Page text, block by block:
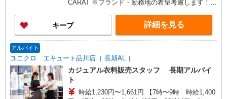
阜、福岡／月給22万7,800円〜35万円 ■他エリア／
月給22万2,100円〜35万円 固定残業手当含む（1ヶ
月あたり20時間）※超過時は追加支給 首都圏エリ
ア：30,800円 大阪：29,500円 京都、兵庫、愛知、
考慮 ※試用期間3ヶ月も同条件（首都圏：店長候
補は月給27万円〜）
CARAT ※ブランド・勤務地の希望考慮します！※
道、宮城（仙台）、愛知、岐阜、大阪、兵庫、京
都、和歌山、岡山、広島、愛媛、福岡、長崎、宮
崎、熊本などの各店舗で募集しています。
LUMINE2店／ルミネ池袋店／ルミネ横浜／ルミネ
大宮店／ルミネ有楽町店 ルミネ立川店／ルミネ町
田店／池袋PARCO店／東京スカイツリータウン・
ソラマチ店 イクスピアリ店／イオンレイクタウン
店／ジョイナス店／テラスモール湘南店 タカシマ
キープ 詳細を見る
アルバイト
ユニクロ エキュート品川店［ 長期AL ］
カジュアル衣料販売スタッフ 長期アルバイ
ト
時給1,230円〜1,661円 【7時〜9時 時給1,400